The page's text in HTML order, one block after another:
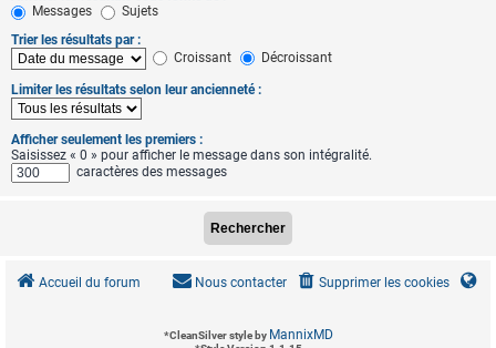
Messages
Sujets
Trier les résultats par :
Croissant
Décroissant
Limiter les résultats selon leur ancienneté :
Afficher seulement les premiers :
Saisissez « 0 » pour afficher le message dans son intégralité.
caractères des messages
Accueil du forum Supprimer les cookies
Nous contacter
*CleanSilver style by MannixMD